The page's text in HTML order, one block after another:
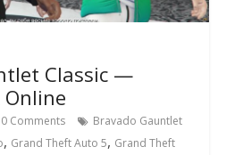
Classic —
Online
0 Comments
Bravado Gauntlet
, Grand Theft Auto 5, Grand Theft